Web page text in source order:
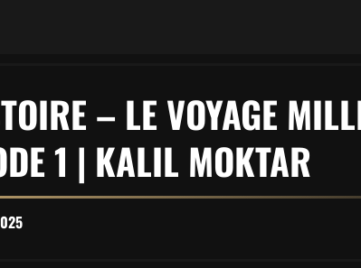
– LE VOYAGE
1 | KALIL MOKTAR